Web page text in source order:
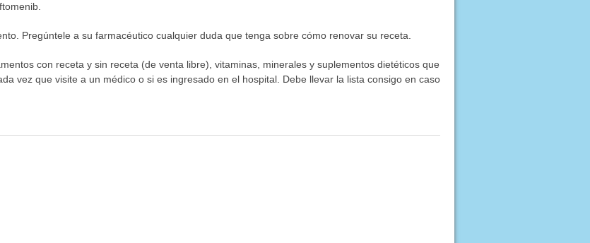
Pregúntele a su farmacéutico cualquier duda que tenga sobre cómo renovar su receta.
con receta y sin receta (de venta libre), vitaminas, minerales y suplementos dietéticos que
vez que visite a un médico o si es ingresado en el hospital. Debe llevar la lista consigo en caso